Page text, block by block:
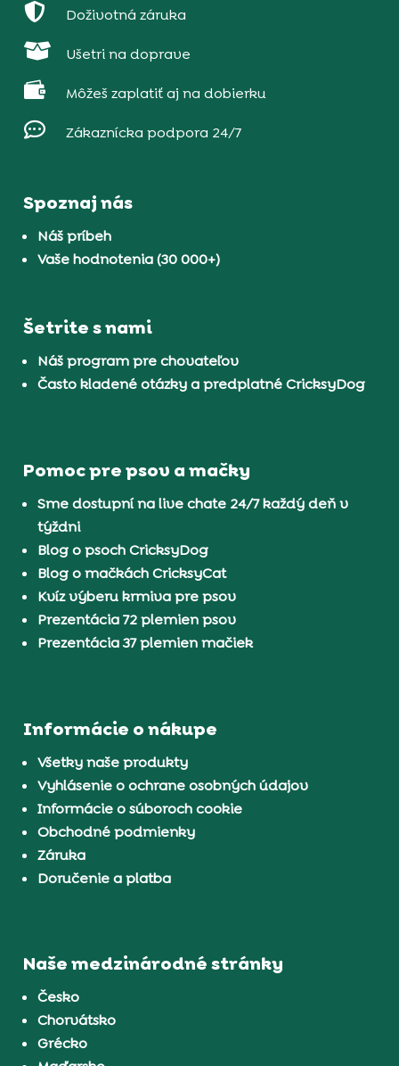
 Doživotná záruka
 Ušetri na doprave
 Môžeš zaplatiť aj na dobierku
 Zákaznícka podpora 24/7
Spoznaj nás
Náš príbeh
Vaše hodnotenia (30 000+)
Šetrite s nami
Náš program pre chovateľov
Často kladené otázky a predplatné CricksyDog
Pomoc pre psov a mačky
Sme dostupní na live chate 24/7 každý deň v
týždni
Blog o psoch CricksyDog
Blog o mačkách CricksyCat
Kvíz výberu krmiva pre psov
Prezentácia 72 plemien psov
Prezentácia 37 plemien mačiek
Informácie o nákupe
Všetky naše produkty
Vyhlásenie o ochrane osobných údajov
Informácie o súboroch cookie
Obchodné podmienky
Záruka
Doručenie a platba
Naše medzinárodné stránky
Česko
Chorvátsko
Grécko